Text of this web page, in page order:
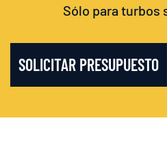
Sólo para turbos
SOLICITAR PRESUPUESTO